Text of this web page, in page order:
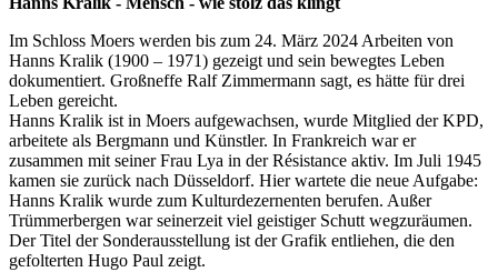
Im Schloss Moers werden bis zum 24. März 2024 Arbeiten von
Hanns Kralik (1900 – 1971) gezeigt und sein bewegtes Leben
dokumentiert. Großneffe Ralf Zimmermann sagt, es hätte für drei
Leben gereicht.
Hanns Kralik ist in Moers aufgewachsen, wurde Mitglied der KPD,
arbeitete als Bergmann und Künstler. In Frankreich war er
zusammen mit seiner Frau Lya in der Résistance aktiv. Im Juli 1945
kamen sie zurück nach Düsseldorf. Hier wartete die neue Aufgabe:
Hanns Kralik wurde zum Kulturdezernenten berufen. Außer
Trümmerbergen war seinerzeit viel geistiger Schutt wegzuräumen.
Der Titel der Sonderausstellung ist der Grafik entliehen, die den
gefolterten Hugo Paul zeigt.